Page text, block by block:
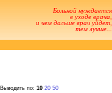
Больной нуждается
в уходе врача,
и чем дальше врач уйдет,
тем лучше...
Выводить по: 10 20 50